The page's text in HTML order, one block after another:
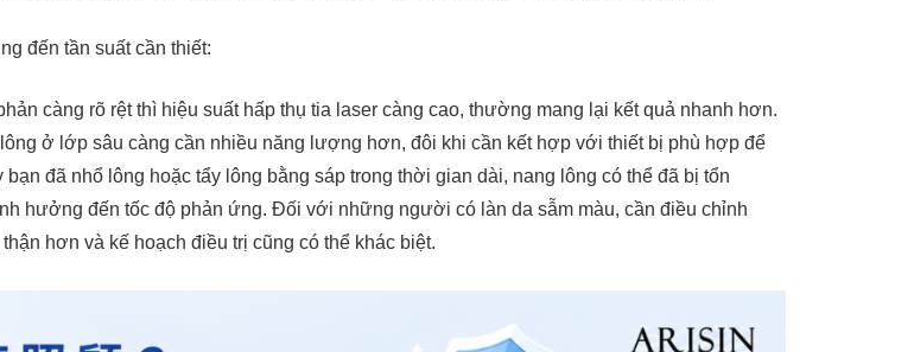
đến tần suất cần thiết:
càng rõ rệt thì hiệu suất hấp thụ tia laser càng cao, thường mang lại kết quả nhanh hơn.
ở lớp sâu càng cần nhiều năng lượng hơn, đôi khi cần kết hợp với thiết bị phù hợp để
đã nhổ lông hoặc tẩy lông bằng sáp trong thời gian dài, nang lông có thể đã bị tổn
hưởng đến tốc độ phản ứng. Đối với những người có làn da sẫm màu, cần điều chỉnh
hơn và kế hoạch điều trị cũng có thể khác biệt.